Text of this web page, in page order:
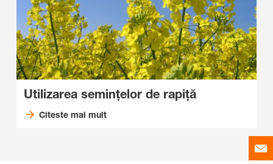
Utilizarea semințelor de rapiță
Citeste mai mult